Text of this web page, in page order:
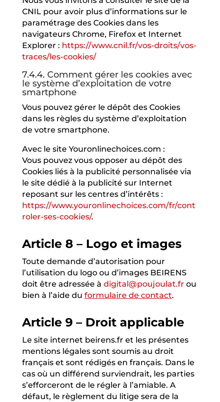
CNIL pour avoir plus d’informations sur le
paramétrage des Cookies dans les
navigateurs Chrome, Firefox et Internet
Explorer : https://www.cnil.fr/vos-droits/vos-
traces/les-cookies/
7.4.4. Comment gérer les cookies avec
le système d’exploitation de votre
smartphone
Vous pouvez gérer le dépôt des Cookies
dans les règles du système d’exploitation
de votre smartphone.
Avec le site Youronlinechoices.com :
Vous pouvez vous opposer au dépôt des
Cookies liés à la publicité personnalisée via
le site dédié à la publicité sur Internet
reposant sur les centres d’intérêts :
https://www.youronlinechoices.com/fr/cont
roler-ses-cookies/.
Article 8 – Logo et images
Toute demande d’autorisation pour
l’utilisation du logo ou d’images BEIRENS
doit être adressée à digital@poujoulat.fr ou
bien à l’aide du formulaire de contact.
Article 9 – Droit applicable
Le site internet beirens.fr et les présentes
mentions légales sont soumis au droit
français et sont rédigés en français. Dans le
cas où un différend surviendrait, les parties
s’efforceront de le régler à l’amiable. A
défaut, le règlement du litige sera de la